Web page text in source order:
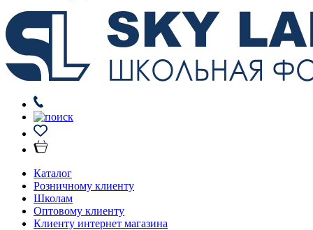
Каталог
Розничному клиенту
Школам
Оптовому клиенту
Клиенту интернет магазина